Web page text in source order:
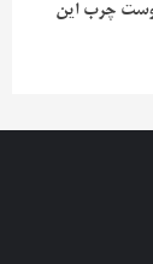
چرب این